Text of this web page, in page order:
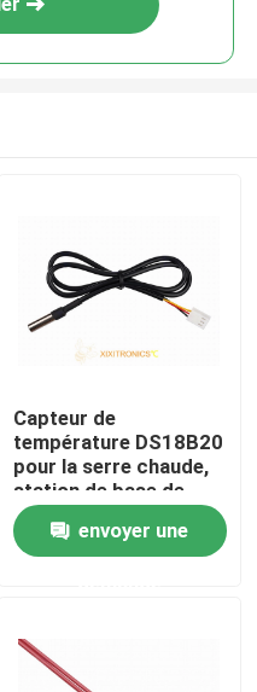
Capteur de
température DS18B20
pour la serre chaude,
station de base de
communication, série
du véhicule MFT-4401
envoyer une